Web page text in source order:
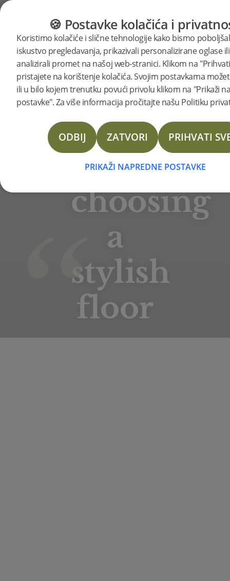
KATEGORIJE VODIČ ZA PODOVE
🍪 Postavke kolačića i
Koristimo kolačiće i slične tehnologije kako bismo
iskustvo pregledavanja, prikazivali personalizirane oglase
analizirali promet na našoj web-stranici. Klikom na
pristajete na korištenje kolačića. Svojim postavkama
ili u bilo kojem trenutku povući privolu klikom na "Prikaži
postavke". Za više informacija pročitajte našu Politiku
ODBIJ ZATVORI PRIHVATI
PRIKAŽI NAPREDNE POSTAVKE
BJELIN STORIES
A
couple’s
journey
to
choosing
a
stylish
floor
Markus and Karolina Lintala,
accompanied by their labradoodle
Signe, recently searched for the
ideal flooring solution. They
wanted an aesthetically appealing
floor that would also suit their
active lifestyle and chose Bjelin's
hardened oak floor, LARVIK.